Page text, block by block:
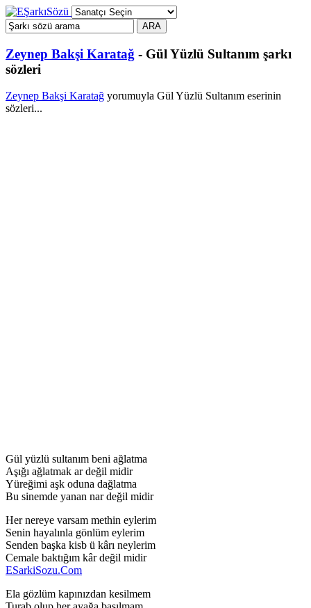
Zeynep Bakşi Karatağ - Gül Yüzlü Sultanım şarkı
sözleri
Zeynep Bakşi Karatağ yorumuyla Gül Yüzlü Sultanım eserinin
sözleri...
Gül yüzlü sultanım beni ağlatma
Aşığı ağlatmak ar değil midir
Yüreğimi aşk oduna dağlatma
Bu sinemde yanan nar değil midir
Her nereye varsam methin eylerim
Senin hayalınla gönlüm eylerim
Senden başka kisb ü kârı neylerim
Cemale baktığım kâr değil midir
ESarkiSozu.Com
Ela gözlüm kapınızdan kesilmem